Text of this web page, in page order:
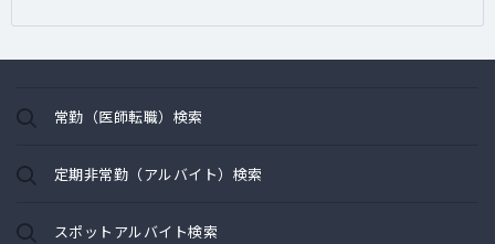
常勤（医師転職）検索
定期非常勤（アルバイト）検索
スポットアルバイト検索